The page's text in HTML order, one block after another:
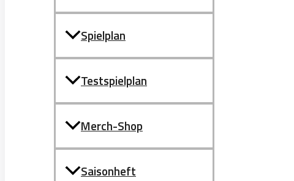
Spielplan
Testspielplan
Merch-Shop
Saisonheft